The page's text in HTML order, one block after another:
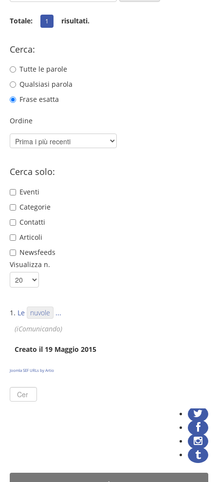
Totale: 1 risultati.
Cerca:
Tutte le parole
Qualsiasi parola
Frase esatta
Ordine
Cerca solo:
Eventi
Categorie
Contatti
Articoli
Newsfeeds
Visualizza n.
1. Le nuvole
...
(iComunicando)
Creato il 19 Maggio 2015
Joomla SEF URLs by Artio